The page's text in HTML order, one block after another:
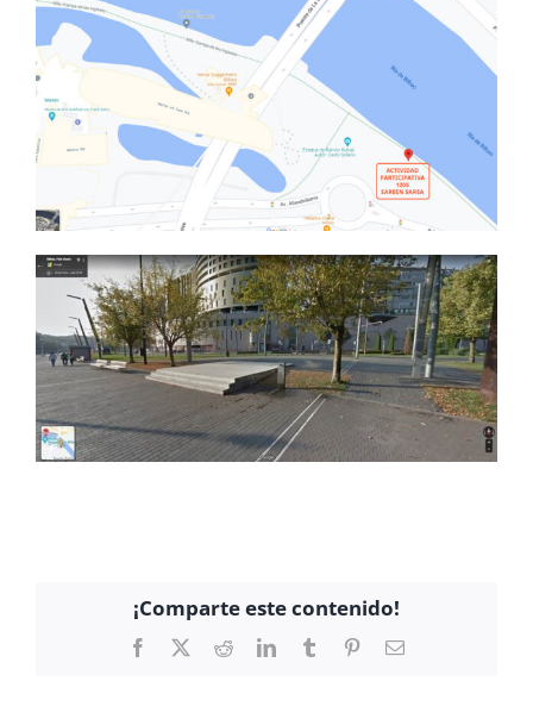
¡Comparte este contenido!
Facebook RedditLinkedInTumblr PinterestCorreo